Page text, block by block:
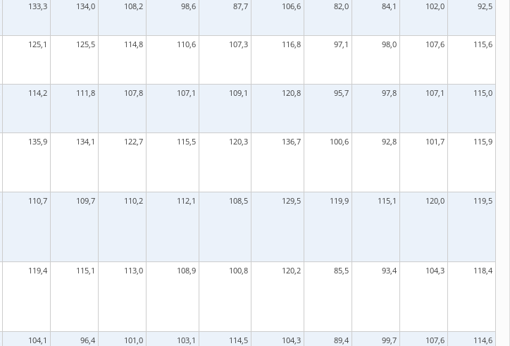
133,3 134,0 108,2 98,6 87,7 106,6 82,0 84,1 102,0 92,5
125,1 125,5 114,8 110,6 107,3 116,8 97,1 98,0 107,6 115,6
114,2 111,8 107,8 107,1 109,1 120,8 95,7 97,8 107,1 115,0
135,9 134,1 122,7 115,5 120,3 136,7 100,6 92,8 101,7 115,9
110,7 109,7 110,2 112,1 108,5 129,5 119,9 115,1 120,0 119,5
119,4 115,1 113,0 108,9 100,8 120,2 85,5 93,4 104,3 118,4
104,1 96,4 101,0 103,1 114,5 104,3 89,4 99,7 107,6 114,6